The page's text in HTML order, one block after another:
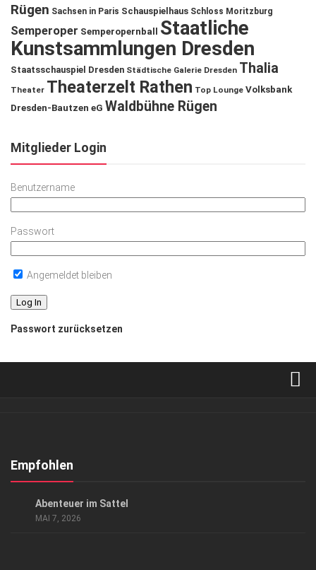
Rügen Sachsen in Paris Schauspielhaus Schloss Moritzburg
Semperoper Semperopernball
Staatliche
Kunstsammlungen Dresden
Staatsschauspiel Dresden Städtische Galerie Dresden Thalia
Theater Theaterzelt Rathen Top Lounge Volksbank
Dresden-Bautzen eG Waldbühne Rügen
Mitglieder Login
Benutzername
Passwort
Angemeldet bleiben
Passwort zurücksetzen
Kontakt, Impressum
Empfohlen
Abenteuer im Sattel
MAI 7, 2026